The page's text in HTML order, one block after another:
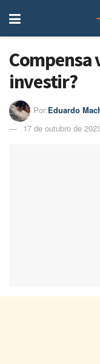
Compensa
investir?
Por:Eduardo
17 de outubro de